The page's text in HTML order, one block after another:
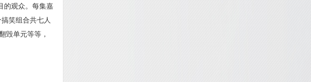
的观众。每集嘉
笑组合共七人
毁单元等等，